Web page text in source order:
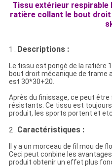
Tissu extérieur respirable
ratière collant le bout droit
1 . Descriptions :
Le tissu est pongé de laratière
bout droit mécanique de trame
est 30*30+20.
Après du finissage, ce peut
résistants. Ce tissu est
produit, les sports portent et
2 . Caractéristiques :
Il y a un morceau de fil mou de
Ceci peut conbine les
produit obtenir un effet plus